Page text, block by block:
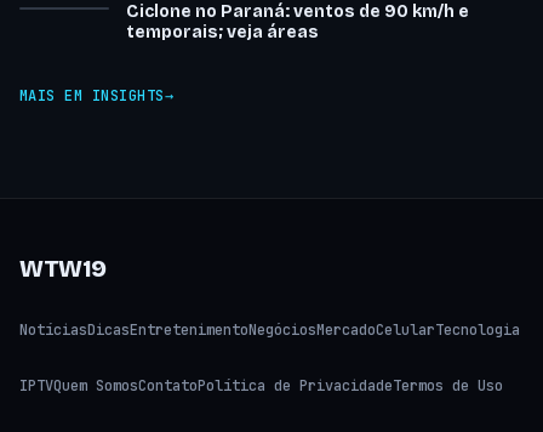
Ciclone no Paraná: ventos de 90 km/h e
temporais; veja áreas
MAIS EM INSIGHTS
WTW19
NotíciasDicasEntretenimentoNegóciosMercadoCelularTecnologia
IPTVQuem SomosContatoPolítica de PrivacidadeTermos de Uso